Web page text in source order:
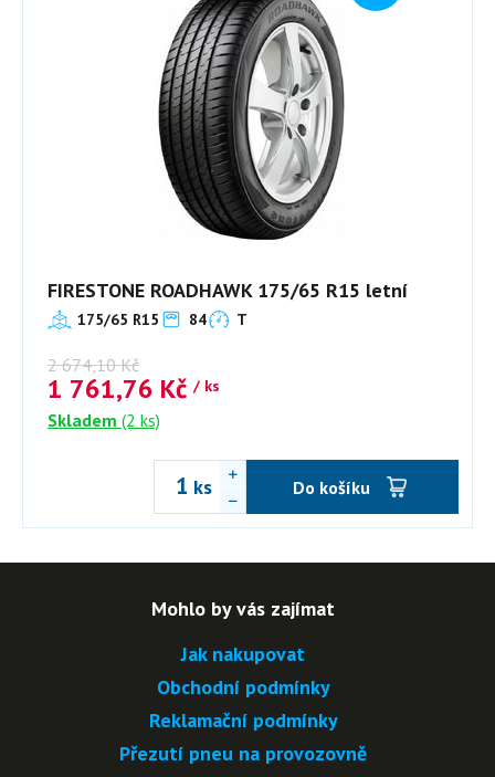
FIRESTONE ROADHAWK 175/65 R15 letní
175/65 R15 84 T
2 674,10 Kč
1 761,76 Kč / ks
Skladem (2 ks)
ks Do košíku
Mohlo by vás zajímat
Jak nakupovat
Obchodní podmínky
Reklamační podmínky
Přezutí pneu na provozovně